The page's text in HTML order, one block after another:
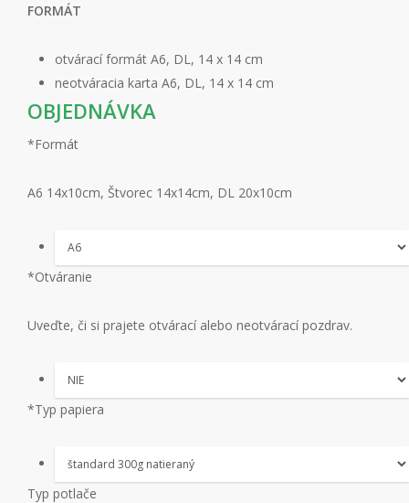
FORMÁT
otvárací formát A6, DL, 14 x 14 cm
neotváracia karta A6, DL, 14 x 14 cm
OBJEDNÁVKA
*Formát
A6 14x10cm, Štvorec 14x14cm, DL 20x10cm
*Otváranie
Uveďte, či si prajete otvárací alebo neotvárací pozdrav.
*Typ papiera
Typ potlače